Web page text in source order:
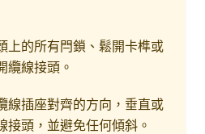
上的所有閂鎖、鬆開卡榫或
纜線接頭。
線插座對齊的方向，垂直或
接頭，並避免任何傾斜。